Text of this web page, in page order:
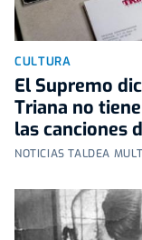
CULTURA
El Supremo
Triana no
las canciones
NOTICIAS TALDEA